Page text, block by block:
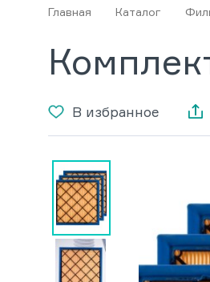
Главная Каталог
В избранное